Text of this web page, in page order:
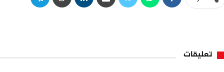
تعليقات